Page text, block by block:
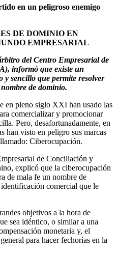
en un peligroso enemigo
DE DOMINIO EN
EMPRESARIAL
del Centro Empresarial de
informó que existe un
y sencillo que permite resolver
de dominio.
en pleno siglo XXI han usado las
comercializar y promocionar
Pero, desafortunadamente, en
han visto en peligro sus marcas
Ciberocupación.
de Conciliación y
explicó que la ciberocupación
de mala fe un nombre de
comercial que le
objetivos a la hora de
sea idéntico, o similar a una
monetaria y, el
para hacer fechorías en la